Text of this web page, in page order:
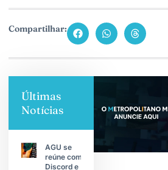
Compartilhar:
Últimas
Notícias
AGU se
reúne com
Discord e